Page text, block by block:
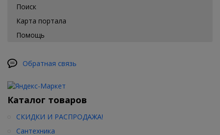
Поиск
Карта портала
Помощь
Обратная связь
Каталог товаров
СКИДКИ И РАСПРОДАЖА!
Сантехника